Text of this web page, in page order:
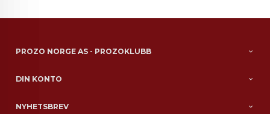
PROZO NORGE AS - PROZOKLUBB
DIN KONTO
NYHETSBREV